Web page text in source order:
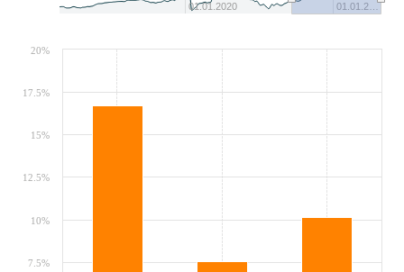
01.01.2020 01.01.2…
7.5%
10%
12.5%
15%
17.5%
20%